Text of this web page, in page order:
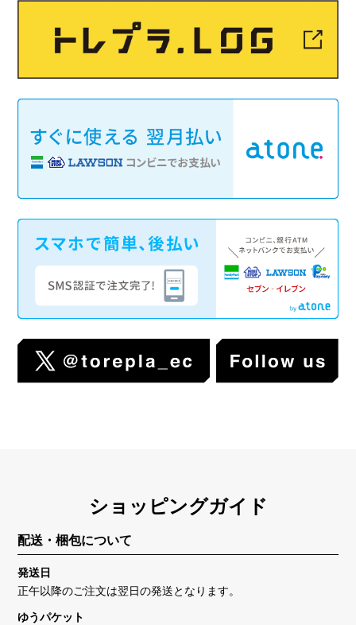
ショッピングガイド
配送・梱包について
発送日
正午以降のご注文は翌日の発送となります。
ゆうパケット